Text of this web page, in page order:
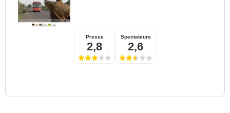
Presse
2,8
Spectateurs
2,6